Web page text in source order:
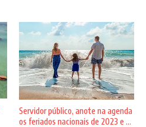
Servidor público, anote na agenda
os feriados nacionais de 2023 e ...